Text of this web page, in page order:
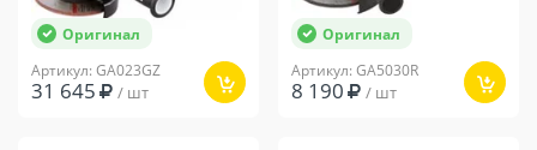
Оригинал
Артикул: GA023GZ
31 645 / шт
Оригинал
Артикул: GA5030R
8 190 / шт